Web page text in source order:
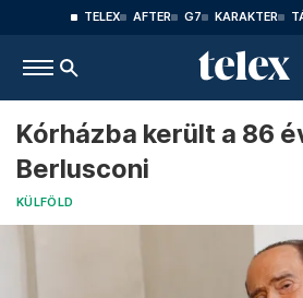
TELEX AFTER G7 KARAKTER
Kórházba került a 86
Berlusconi
KÜLFÖLD